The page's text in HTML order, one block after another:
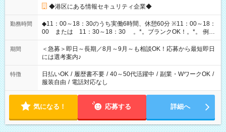
◆港区にある情報セキュリティ企業◆
勤務時間
◆11：00～18：30のうち実働6時間、休憩60分 ※11：00～18：
00 または 11：30～18：30 。*。ブランクOK！。*。 例え
ば前職が、 在宅/財団法人/事務/コールセンター/受付/販売/カフェ
スタッフ スイーツ販売/ホテルフロント/化粧品販売/など 様々な
業界から入社して活躍されています♪
期間
＜急募＞即日～長期／8月～9月～も相談OK！応募から最短即日
には選考案内♪
特徴 日払いOK / 履歴書不要 / 40～50代活躍中 / 副業・WワークOK /
服装自由 / 電話対応なし
気になる！ 応募する 詳細へ